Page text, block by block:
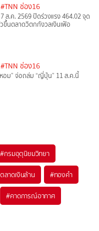
#TNN ช่อง16
ส.ค. 2569 ปิดร่วงแรง 464.02 จุด
ขึ้นตลาดวิตกกังวลเงินเฟ้อ
#TNN ช่อง16
อม” จ่อถล่ม “ญี่ปุ่น” 11 ส.ค.นี้
#กรมอุตุนิยมวิทยา
ลาดเงินล้าน #ทองคำ
#คาดการณ์อากาศ